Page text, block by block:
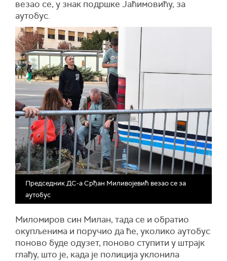
везао се, у знак подршке Јаћимовићу, за
аутобус.
Председник ДС-а Срђан Миливојевић везао се за
аутобус
Миломиров син Милан, тада се и обратио
окупљенима и поручио да ће, уколико аутобус
поново буде одузет, поново ступити у штрајк
глађу, што је, када је полиција уклонила